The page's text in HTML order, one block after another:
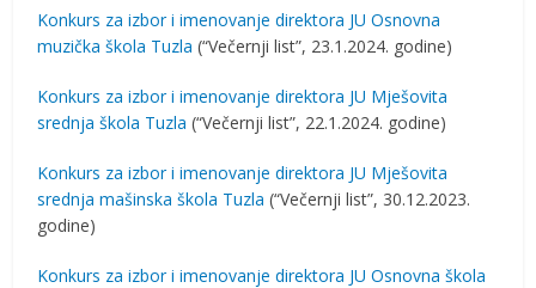
Konkurs za izbor i imenovanje direktora JU Osnovna
muzička škola Tuzla (“Večernji list”, 23.1.2024. godine)
Konkurs za izbor i imenovanje direktora JU Mješovita
srednja škola Tuzla (“Večernji list”, 22.1.2024. godine)
Konkurs za izbor i imenovanje direktora JU Mješovita
srednja mašinska škola Tuzla (“Večernji list”, 30.12.2023.
godine)
Konkurs za izbor i imenovanje direktora JU Osnovna škola